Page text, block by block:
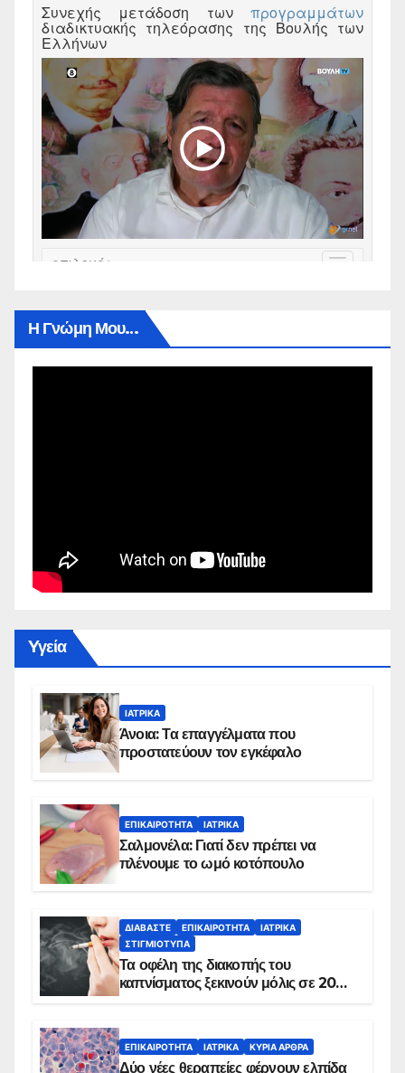
Η Γνώμη Μου…
Yγεία
ΙΑΤΡΙΚΆ
Άνοια: Τα επαγγέλματα που
προστατεύουν τον εγκέφαλο
ΕΠΙΚΑΙΡΌΤΗΤΑ ΙΑΤΡΙΚΆ
Σαλμονέλα: Γιατί δεν πρέπει να
πλένουμε το ωμό κοτόπουλο
ΔΙΑΒΆΣΤΕ ΕΠΙΚΑΙΡΌΤΗΤΑ
ΙΑΤΡΙΚΆ
ΣΤΙΓΜΙΌΤΥΠΑ
Τα οφέλη της διακοπής του
καπνίσματος ξεκινούν μόλις σε 20
ΕΠΙΚΑΙΡΌΤΗΤΑ ΙΑΤΡΙΚΆ ΚΥΡΙΑ ΑΡΘΡΑ
Δύο νέες θεραπείες φέρνουν ελπίδα